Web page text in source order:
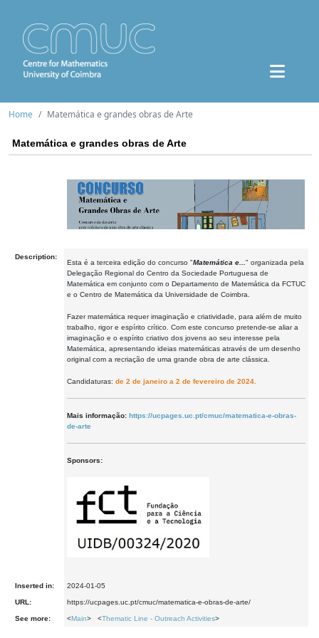
Home Matemática e grandes obras de Arte
Matemática e grandes obras de Arte
Description:
Esta é a terceira edição do concurso "Matemática e... " organizada pela
Delegação Regional do Centro da Sociedade Portuguesa de
Matemática em conjunto com o Departamento de Matemática da FCTUC
e o Centro de Matemática da Universidade de Coimbra.
Fazer matemática requer imaginação e criatividade, para além de muito
trabalho, rigor e espírito crítico. Com este concurso pretende-se aliar a
imaginação e o espírito criativo dos jovens ao seu interesse pela
Matemática, apresentando ideias matemáticas através de um desenho
original com a recriação de uma grande obra de arte clássica.
Candidaturas: de 2 de janeiro a 2 de fevereiro de 2024.
Mais informação: https://ucpages.uc.pt/cmuc/matematica-e-obras-
de-arte
Sponsors:
Inserted in: 2024-01-05
URL: https://ucpages.uc.pt/cmuc/matematica-e-obras-de-arte/
See more: <Main> <Thematic Line - Outreach Activities>